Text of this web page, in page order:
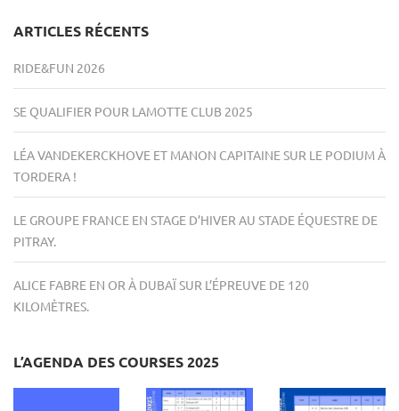
ARTICLES RÉCENTS
RIDE&FUN 2026
SE QUALIFIER POUR LAMOTTE CLUB 2025
LÉA VANDEKERCKHOVE ET MANON CAPITAINE SUR LE PODIUM À
TORDERA !
LE GROUPE FRANCE EN STAGE D’HIVER AU STADE ÉQUESTRE DE
PITRAY.
ALICE FABRE EN OR À DUBAÏ SUR L’ÉPREUVE DE 120
KILOMÈTRES.
L’AGENDA DES COURSES 2025